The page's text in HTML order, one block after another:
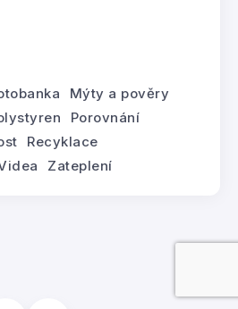
Mýty a pověry
Porovnání
Recyklace
Zateplení